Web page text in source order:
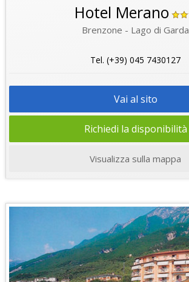
Hotel Merano
Brenzone - Lago di Garda
Tel. (+39) 045 7430127
Vai al sito
Richiedi la disponibilità
Visualizza sulla mappa